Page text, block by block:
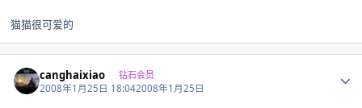
猫猫很可爱的
canghaixiao 钻石会员
2008年1月25日 18:042008年1月25日